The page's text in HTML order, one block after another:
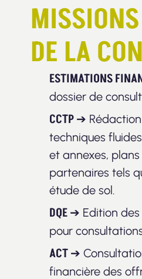
DE LA
ESTIMATIONS
dossier de
CCTP ➔ Rédaction
techniques
et annexes,
partenaires tels
étude de sol.
DQE ➔ Edition des
pour
ACT ➔
financière des